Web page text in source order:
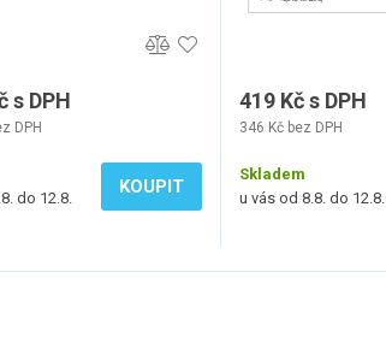
s DPH
DPH
do 12.8.
KOUPIT
419 Kč s DPH
346 Kč bez DPH
Skladem
u vás od 8.8. do 12.8.